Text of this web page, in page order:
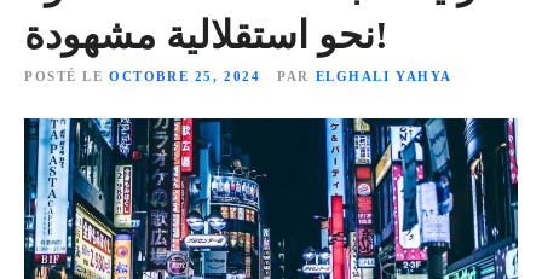
نحو استقلالية مشهودة!
POSTÉ LE OCTOBRE 25, 2024 PAR ELGHALI YAHYA